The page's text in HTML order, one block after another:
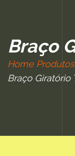
Braço
Home Produtos
Braço Giratório